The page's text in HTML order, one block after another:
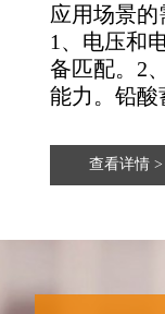
应用场景
1、‌电压和
备匹配。2
能力。铅酸
查看详情 >